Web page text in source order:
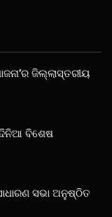
ଜିଲ୍ଲାସ୍ତରୀୟ
ବିଶେଷ
ସଭା ଅନୁଷ୍ଠିତ